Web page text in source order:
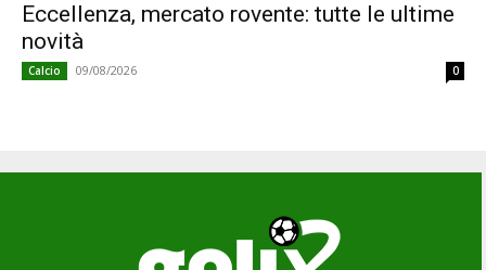
Eccellenza, mercato rovente: tutte le ultime
novità
Calcio 09/08/2026 0